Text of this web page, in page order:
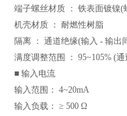
端子螺丝材质 ： 铁表面镀镍(
机壳材质 ： 耐燃性树脂
隔离 ： 通道绝缘(输入 - 输出
满度调整范围 ： 95~105% (
■ 输入电流
输入范围： 4~20mA
输入负载： ≥ 500 Ω